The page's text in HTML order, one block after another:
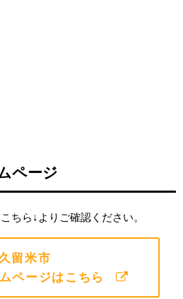
ページ
ちら↓よりご確認ください。
留米市
ージはこちら